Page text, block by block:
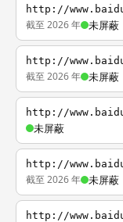
http://
截至 2026 年 未屏蔽
http://
截至 2026 年 未屏蔽
http://
未屏蔽
http://
截至 2026 年 未屏蔽
http://